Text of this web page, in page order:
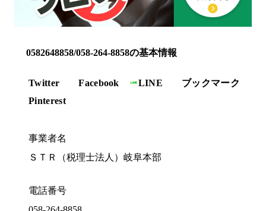
0582648858/058-264-8858の基本情報
Twitter Facebook LINE
ブックマーク
Pinterest
事業者名
ＳＴＲ（税理士法人）岐阜本部
電話番号